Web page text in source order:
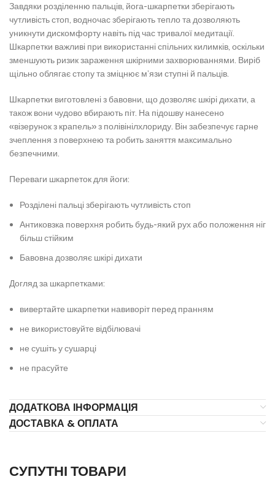
Завдяки розділенню пальців, йога-шкарпетки зберігають
чутливість стоп, водночас зберігають тепло та дозволяють
уникнути дискомфорту навіть під час тривалої медитації.
Шкарпетки важливі при використанні спільних килимків, оскільки
зменшують ризик зараження шкірними захворюваннями. Виріб
щільно облягає стопу та зміцнює м’язи ступні й пальців.
Шкарпетки виготовлені з бавовни, що дозволяє шкірі дихати, а
також вони чудово вбирають піт. На підошву нанесено
«візерунок з крапель» з полівінілхлориду. Він забезпечує гарне
зчеплення з поверхнею та робить заняття максимально
безпечними.
Переваги шкарпеток для йоги:
Розділені пальці зберігають чутливість стоп
Антиковзка поверхня робить будь-який рух або положення ніг
більш стійким
Бавовна дозволяє шкірі дихати
Догляд за шкарпетками:
вивертайте шкарпетки навиворіт перед пранням
не використовуйте відбілювачі
не сушіть у сушарці
не прасуйте
ДОДАТКОВА ІНФОРМАЦІЯ
ДОСТАВКА & ОПЛАТА
СУПУТНІ ТОВАРИ